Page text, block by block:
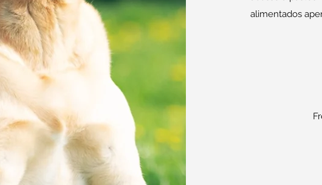
alimentados